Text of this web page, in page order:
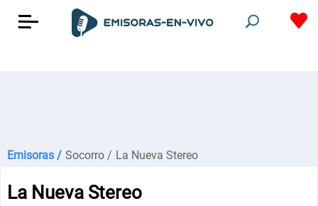
Emisoras / Socorro / La Nueva Stereo
La Nueva Stereo